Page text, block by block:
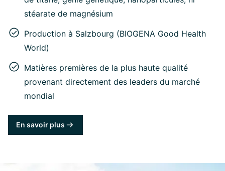
stéarate de magnésium
Production à Salzbourg (BIOGENA Good Health
World)
Matières premières de la plus haute qualité
provenant directement des leaders du marché
mondial
En savoir plus